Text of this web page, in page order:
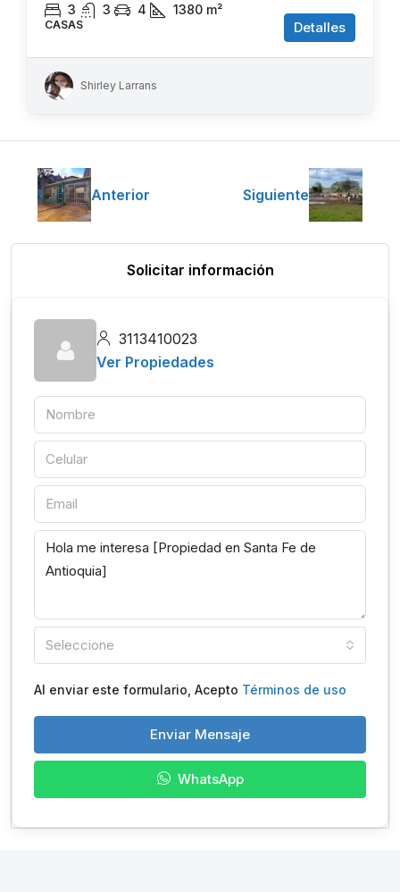
3 3 4 1380 m²
CASAS Detalles
Shirley Larrans
Anterior Siguiente
Solicitar información
3113410023
Ver Propiedades
Seleccione
Al enviar este formulario, Acepto Términos de uso
Enviar Mensaje
WhatsApp